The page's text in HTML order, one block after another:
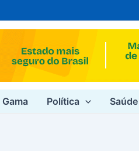
Política Saúde